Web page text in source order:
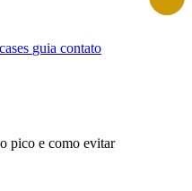
cases guia contato
pico e como evitar